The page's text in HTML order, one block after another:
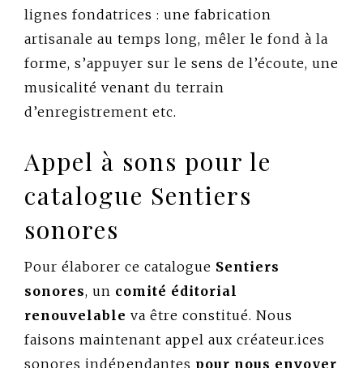
lignes fondatrices : une fabrication
artisanale au temps long, mêler le fond à la
forme, s’appuyer sur le sens de l’écoute, une
musicalité venant du terrain
d’enregistrement etc.
Appel à sons pour le
catalogue Sentiers
sonores
Pour élaborer ce catalogue Sentiers
sonores, un comité éditorial
renouvelable va être constitué. Nous
faisons maintenant appel aux créateur.ices
sonores indépendantes pour nous envoyer